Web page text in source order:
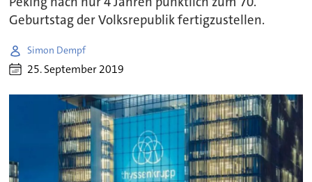
Geburtstag der Volksrepublik fertigzustellen.
Simon Dempf
25. September 2019